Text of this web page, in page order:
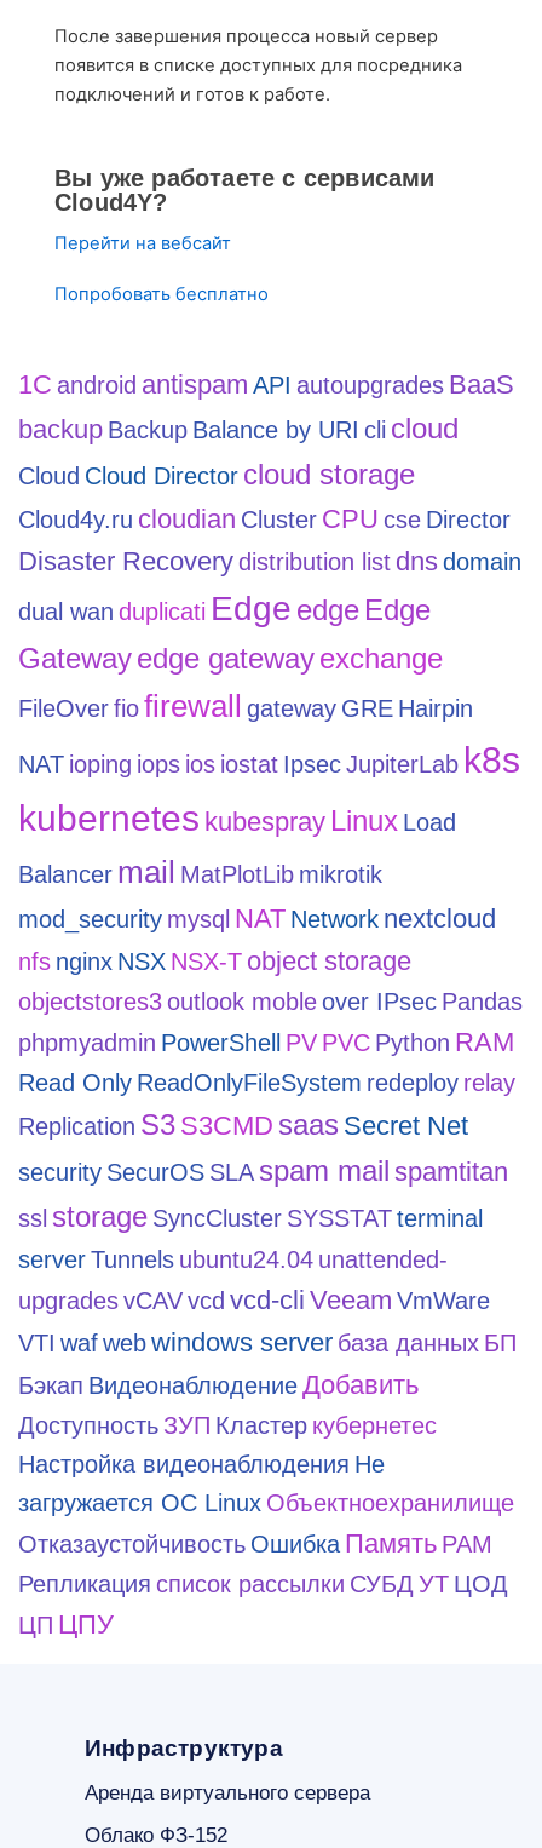
После завершения процесса новый сервер
появится в списке доступных для посредника
подключений и готов к работе.
Вы уже работаете с сервисами
Cloud4Y?
Перейти на вебсайт
Попробовать бесплатно
1С android antispam API autoupgrades BaaS
backup Backup Balance by URI cli cloud
Cloud Cloud Director cloud storage
Cloud4y.ru cloudian Cluster CPU cse Director
Disaster Recoverydistribution list dnsdomain
dual wan duplicati Edge edge Edge
Gatewayedge gatewayexchange
FileOverfiofirewall gateway GRE Hairpin
NAT ioping iops ios iostat IpsecJupiterLab k8s
kubernetes kubespray Linux Load
Balancer mail MatPlotLib mikrotik
mod_security mysql NAT Network nextcloud
nfs nginx NSX NSX-T object storage
objectstores3outlook mobleover IPsec Pandas
phpmyadmin PowerShell PV PVC Python RAM
Read Only ReadOnlyFileSystem redeploy relay
Replication S3 S3CMD saas Secret Net
security SecurOS SLA spam mail spamtitan
ssl storage SyncCluster SYSSTATterminal
serverTunnels ubuntu24.04 unattended-
upgradesvCAVvcd vcd-cli Veeam VmWare
VTI wafwebwindows server база данных БП
Бэкап ВидеонаблюдениеДобавить
Доступность ЗУП Кластер кубернетес
Настройка видеонаблюдения Не
загружается ОС Linux Объектноехранилище
Отказаустойчивость Ошибка Память РАМ
Репликация список рассылки СУБД УТ ЦОД
ЦП ЦПУ
Инфраструктура
Аренда виртуального сервера
Облако ФЗ-152